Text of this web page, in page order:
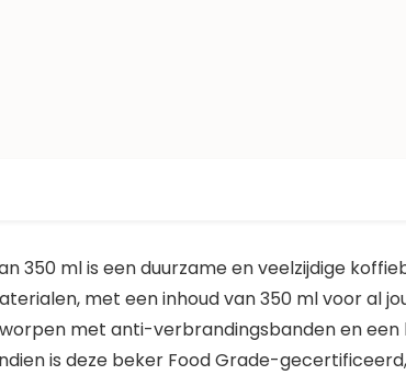
350 ml is een duurzame en veelzijdige
met een inhoud van 350 ml voor al
met anti-verbrandingsbanden en een
is deze beker Food Grade-